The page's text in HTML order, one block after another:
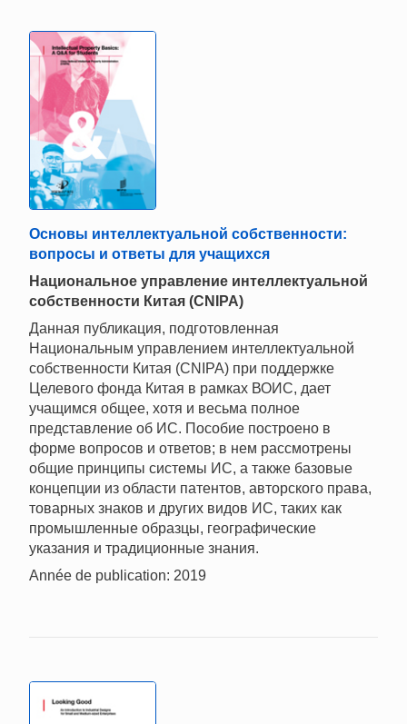
Основы интеллектуальной собственности:
вопросы и ответы для учащихся
Национальное управление интеллектуальной
собственности Китая (CNIPA)
Данная публикация, подготовленная
Национальным управлением интеллектуальной
собственности Китая (CNIPA) при поддержке
Целевого фонда Китая в рамках ВОИС, дает
учащимся общее, хотя и весьма полное
представление об ИС. Пособие построено в
форме вопросов и ответов; в нем рассмотрены
общие принципы системы ИС, а также базовые
концепции из области патентов, авторского права,
товарных знаков и других видов ИС, таких как
промышленные образцы, географические
указания и традиционные знания.
Année de publication: 2019